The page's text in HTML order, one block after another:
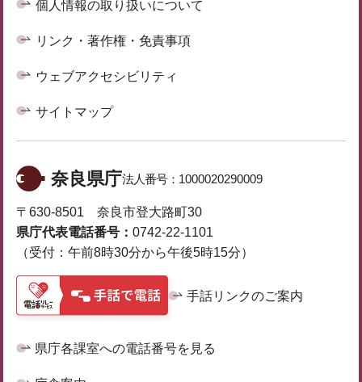
個人情報の取り扱いについて
リンク・著作権・免責事項
ウェブアクセシビリティ
サイトマップ
奈良県庁法人番号： 1000020290009
〒630-8501 奈良市登大路町30
県庁代表電話番号： 0742-22-1101
（受付：午前8時30分から午後5時15分）
手話リンクのご案内
県庁各課室への電話番号を見る